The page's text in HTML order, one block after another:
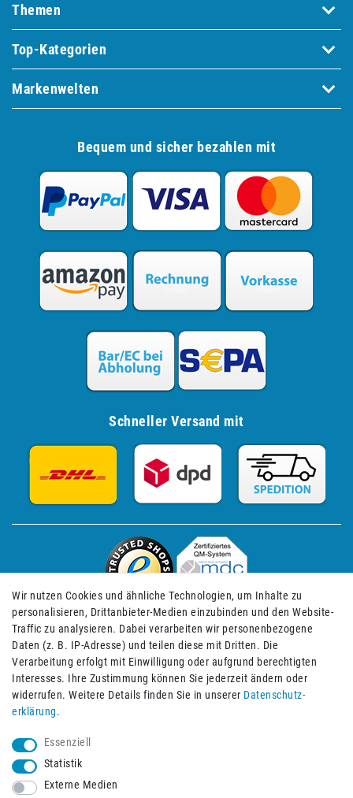
Themen
Top-Kategorien
Markenwelten
Bequem und sicher bezahlen mit
Schneller Versand mit
Impressum Daten­schutz­erklärung AGB
Wir nutzen Cookies und ähnliche Technologien, um Inhalte zu
personalisieren, Drittanbieter-Medien einzubinden und den Website-
Traffic zu analysieren. Dabei verarbeiten wir personenbezogene
Daten (z. B. IP-Adresse) und teilen diese mit Dritten. Die
Verarbeitung erfolgt mit Einwilligung oder aufgrund berechtigten
Interesses. Ihre Zustimmung können Sie jederzeit ändern oder
widerrufen. Weitere Details finden Sie in unserer Daten­schutz­
erklärung.
Essenziell
Statistik
Externe Medien